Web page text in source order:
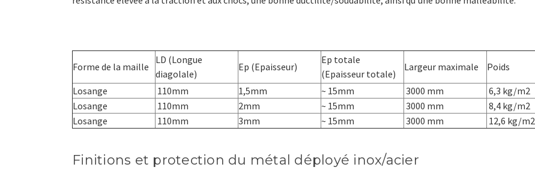
Forme de la maille
LD (Longue
diagolale)
Ep (Epaisseur)
Ep totale
(Epaisseur totale)
Largeur maximale Poids
Losange
110mm 1,5mm ~ 15mm 3000 mm 6,3 kg/m2
Losange
110mm 2mm ~ 15mm 3000 mm 8,4 kg/m2
Losange
110mm 3mm ~ 15mm 3000 mm 12,6 kg/m2
Finitions et protection du métal déployé inox/acier